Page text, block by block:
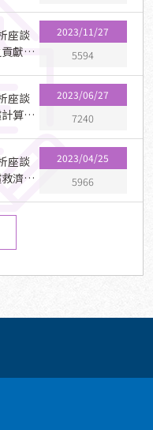
座談
獻
2023/11/27
5594
座談
算方
2023/06/27
7240
座談
濟功
2023/04/25
5966